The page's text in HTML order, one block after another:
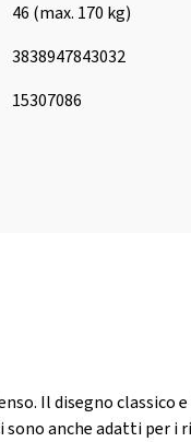
46 (max. 170 kg)
3838947843032
15307086
Il disegno classico
anche adatti per i